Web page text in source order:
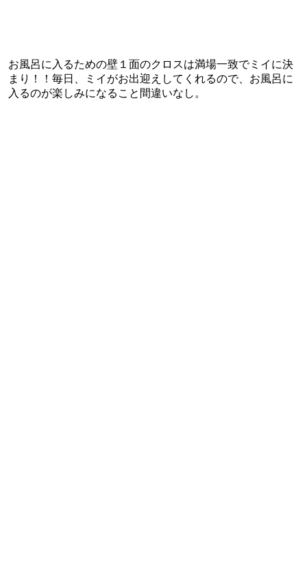
お風呂に入るための壁１面のクロスは満場一致でミイに決
まり！！毎日、ミイがお出迎えしてくれるので、お風呂に
入るのが楽しみになること間違いなし。